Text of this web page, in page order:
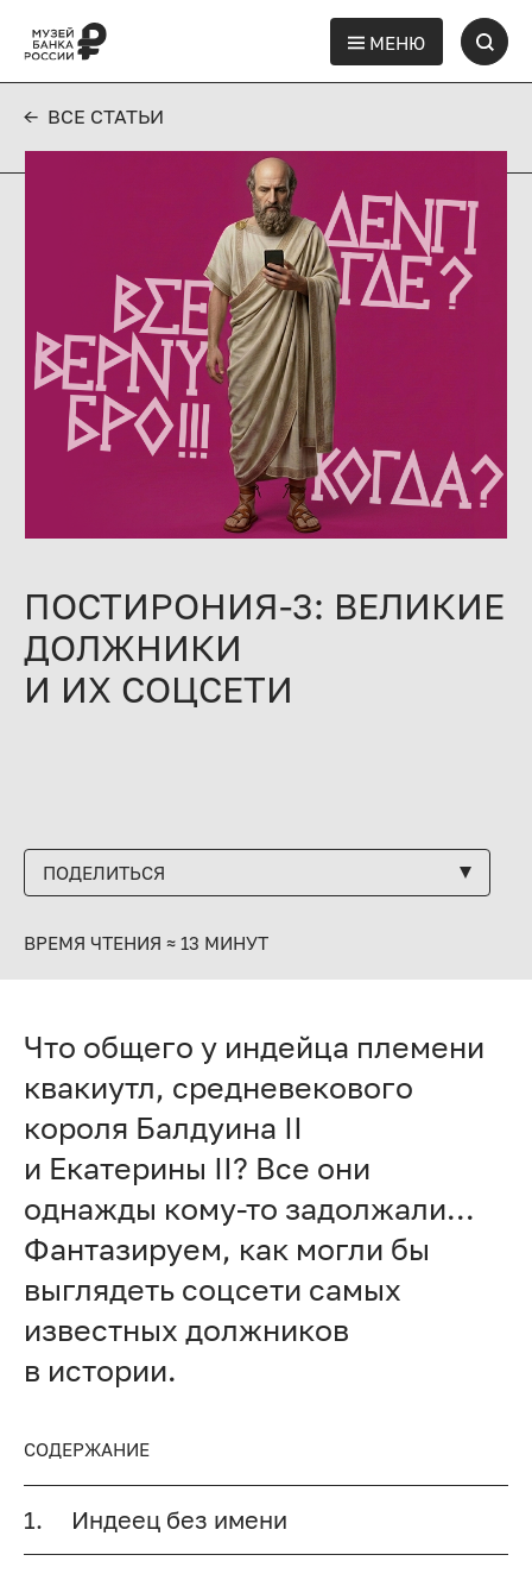
МЕНЮ
← ВСЕ СТАТЬИ
ПОСТИРОНИЯ-3: ВЕЛИКИЕ
ДОЛЖНИКИ
И ИХ СОЦСЕТИ
ПОДЕЛИТЬСЯ
ВРЕМЯ ЧТЕНИЯ ≈ 13 МИНУТ
Что общего у индейца племени
квакиутл, средневекового
короля Балдуина II
и Екатерины II? Все они
однажды кому-то задолжали…
Фантазируем, как могли бы
выглядеть соцсети самых
известных должников
в истории.
СОДЕРЖАНИЕ
1. Индеец без имени